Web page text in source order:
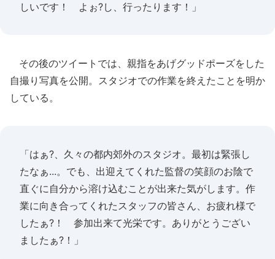
しいです！ よぉ?し、行ったります！」
その後のツイートでは、親指をあげグッドポーズをした
自撮り写真を公開。スタジオでの作業を終えたことを明か
している。
「はぁ?、久々の都内郊外のスタジオ。最初は緊張し
たなぁ...。でも、出迎えてくれた監督の笑顔のお陰で
直ぐに自分から溶け込むことが出来た気がします。作
業に向き合ってくれたスタッフの皆さん、お疲れ様で
したぁ?！ 参加出来て光栄です。ありがとうござい
ましたぁ?！」